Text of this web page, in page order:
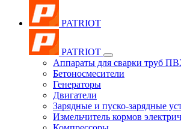
PATRIOT
PATRIOT
Аппараты для сварки труб
Бетоносмесители
Генераторы
Двигатели
Зарядные и пуско-зарядные
Измельчитель кормов